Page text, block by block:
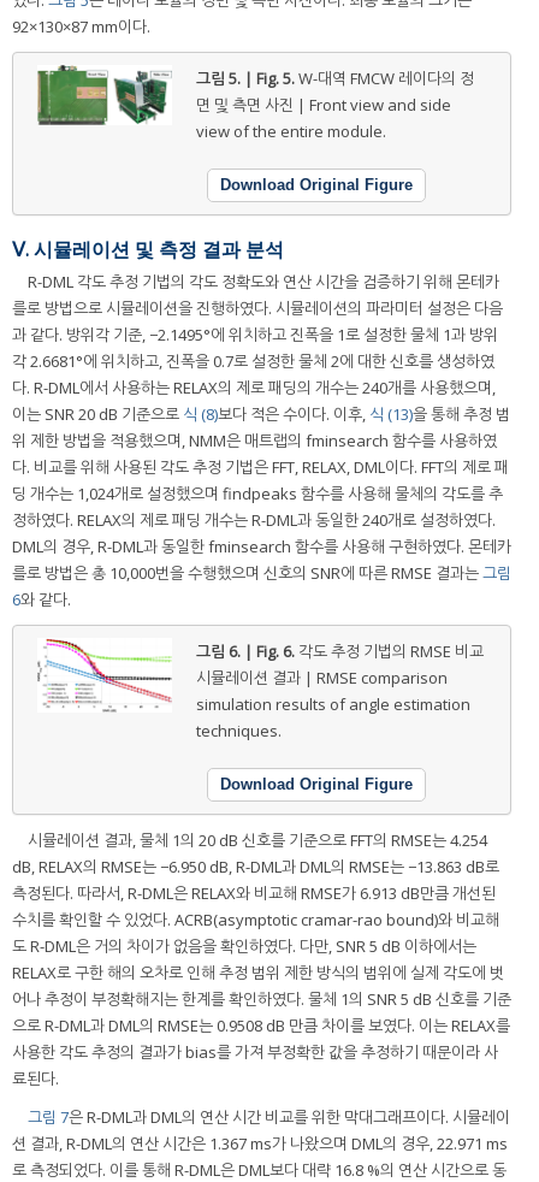
92×130×87 mm이다.
그림 5. | Fig. 5.W-대역 FMCW 레이다의 정
면 및 측면 사진 | Front view and side
view of the entire module.
Download Original Figure
Ⅴ. 시뮬레이션 및 측정 결과 분석
R-DML 각도 추정 기법의 각도 정확도와 연산 시간을 검증하기 위해 몬테카
를로 방법으로 시뮬레이션을 진행하였다. 시뮬레이션의 파라미터 설정은 다음
과 같다. 방위각 기준, −2.1495°에 위치하고 진폭을 1로 설정한 물체 1과 방위
각 2.6681°에 위치하고, 진폭을 0.7로 설정한 물체 2에 대한 신호를 생성하였
다. R-DML에서 사용하는 RELAX의 제로 패딩의 개수는 240개를 사용했으며,
이는 SNR 20 dB 기준으로 식 (8)보다 적은 수이다. 이후, 식 (13)을 통해 추정 범
위 제한 방법을 적용했으며, NMM은 매트랩의 fminsearch 함수를 사용하였
다. 비교를 위해 사용된 각도 추정 기법은 FFT, RELAX, DML이다. FFT의 제로 패
딩 개수는 1,024개로 설정했으며 findpeaks 함수를 사용해 물체의 각도를 추
정하였다. RELAX의 제로 패딩 개수는 R-DML과 동일한 240개로 설정하였다.
DML의 경우, R-DML과 동일한 fminsearch 함수를 사용해 구현하였다. 몬테카
를로 방법은 총 10,000번을 수행했으며 신호의 SNR에 따른 RMSE 결과는그림
6와 같다.
그림 6. | Fig. 6. 각도 추정 기법의 RMSE 비교
시뮬레이션 결과 | RMSE comparison
simulation results of angle estimation
techniques.
Download Original Figure
시뮬레이션 결과, 물체 1의 20 dB 신호를 기준으로 FFT의 RMSE는 4.254
dB, RELAX의 RMSE는 −6.950 dB, R-DML과 DML의 RMSE는 −13.863 dB로
측정된다. 따라서, R-DML은 RELAX와 비교해 RMSE가 6.913 dB만큼 개선된
수치를 확인할 수 있었다. ACRB(asymptotic cramar-rao bound)와 비교해
도 R-DML은 거의 차이가 없음을 확인하였다. 다만, SNR 5 dB 이하에서는
RELAX로 구한 해의 오차로 인해 추정 범위 제한 방식의 범위에 실제 각도에 벗
어나 추정이 부정확해지는 한계를 확인하였다. 물체 1의 SNR 5 dB 신호를 기준
으로 R-DML과 DML의 RMSE는 0.9508 dB 만큼 차이를 보였다. 이는 RELAX를
사용한 각도 추정의 결과가 bias를 가져 부정확한 값을 추정하기 때문이라 사
료된다.
그림 7은 R-DML과 DML의 연산 시간 비교를 위한 막대그래프이다. 시뮬레이
션 결과, R-DML의 연산 시간은 1.367 ms가 나왔으며 DML의 경우, 22.971 ms
로 측정되었다. 이를 통해 R-DML은 DML보다 대략 16.8 %의 연산 시간으로 동